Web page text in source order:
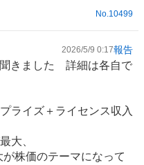
No.10499
2026/5/9 0:17報告
きました 詳細は各自で
ライズ＋ライセンス収入
大、
が株価のテーマになって